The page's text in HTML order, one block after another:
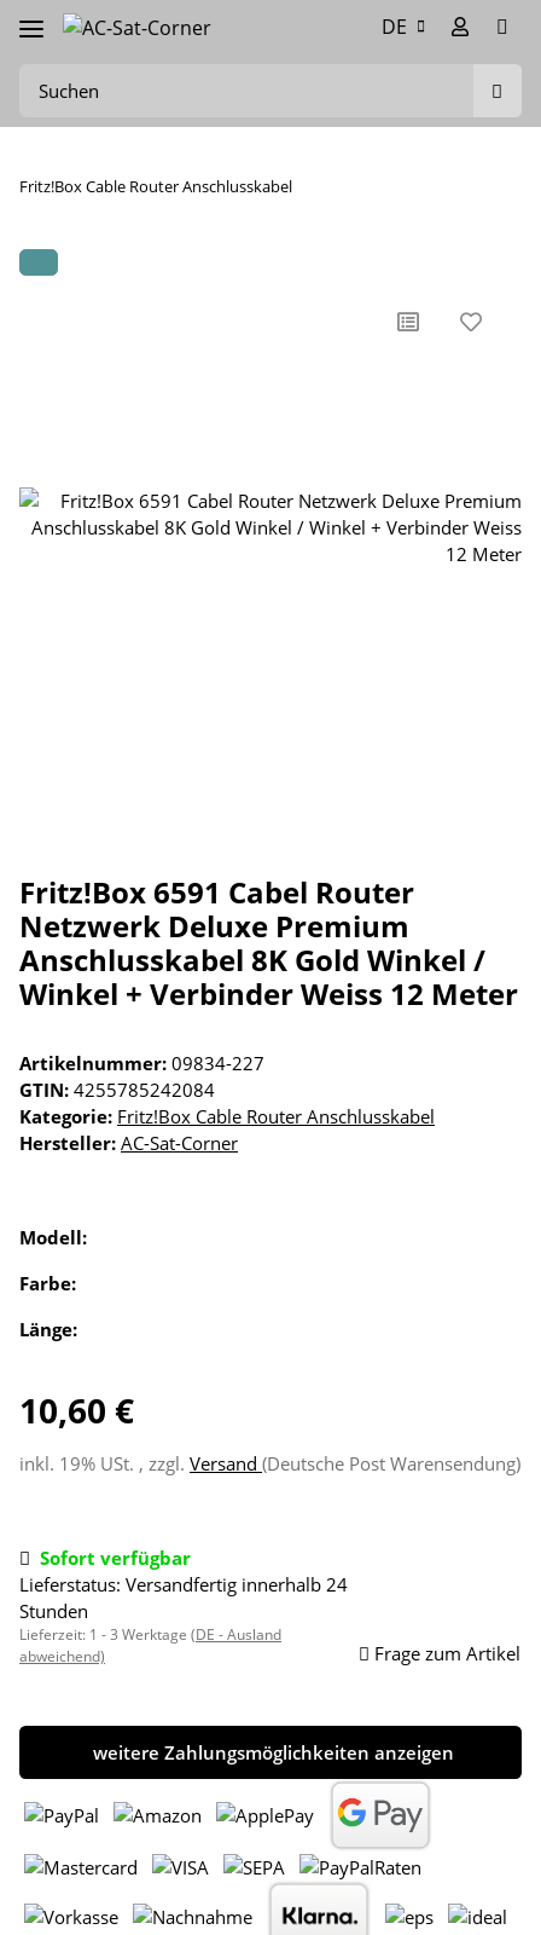
DE
Fritz!Box Cable Router Anschlusskabel
Fritz!Box 6591 Cabel Router
Netzwerk Deluxe Premium
Anschlusskabel 8K Gold Winkel /
Winkel + Verbinder Weiss 12 Meter
Artikelnummer: 09834-227
GTIN: 4255785242084
Kategorie: Fritz!Box Cable Router Anschlusskabel
Hersteller: AC-Sat-Corner
Modell:
Farbe:
Länge:
10,60 €
inkl. 19% USt. , zzgl. Versand (Deutsche Post Warensendung)
Sofort verfügbar
Lieferstatus: Versandfertig innerhalb 24
Stunden
Lieferzeit: 1 - 3 Werktage (DE - Ausland
abweichend)
Frage zum Artikel
weitere Zahlungsmöglichkeiten anzeigen